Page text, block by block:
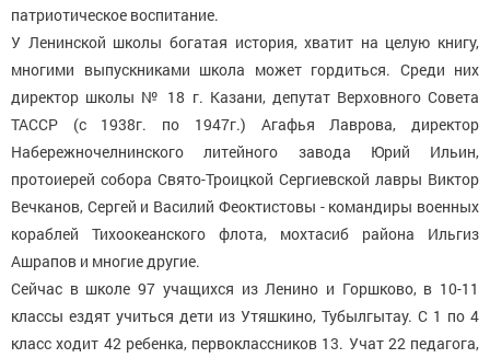
патриотическое воспитание.
У Ленинской школы богатая история, хватит на целую книгу,
многими выпускниками школа может гордиться. Среди них
директор школы № 18 г. Казани, депутат Верховного Совета
ТАССР (с 1938г. по 1947г.) Агафья Лаврова, директор
Набережночелнинского литейного завода Юрий Ильин,
протоиерей собора Свято-Троицкой Сергиевской лавры Виктор
Вечканов, Сергей и Василий Феоктистовы - командиры военных
кораблей Тихоокеанского флота, мохтасиб района Ильгиз
Ашрапов и многие другие.
Сейчас в школе 97 учащихся из Ленино и Горшково, в 10-11
классы ездят учиться дети из Утяшкино, Тубылгытау. С 1 по 4
класс ходит 42 ребенка, первоклассников 13. Учат 22 педагога,